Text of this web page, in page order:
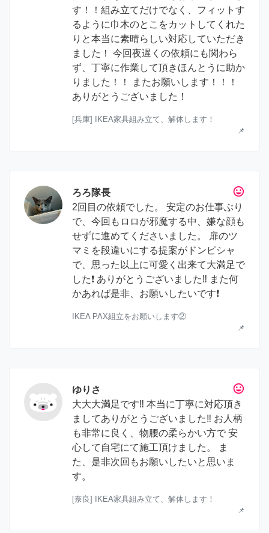
す！！組み立てだけでなく、フィットす
るように巾木のとこをカットしてくれた
りと本当に素晴らしい対応していただき
ました！ 今回夜遅くの依頼にも関わら
ず、丁寧に作業して頂きほんとうに助か
りました！！ またお願いします！！！
ありがとうございました！
[兵庫] IKEA家具組み立て、解体します！
📌
tag_faces
ろろ隊長
2回目の依頼でした。 安定のお仕事ぶり
で、今回もロロが邪魔する中、嫌な顔も
せずに進めてくださいました。 扉のツ
マミを段違いにする提案がドンピシャ
で、思った以上に可愛く出来て大満足で
した❗️ ありがとうございました‼️ また何
かあれば是非、お願いしたいです❗️
IKEA PAX組立をお願いします②
📌
tag_faces
ゆりさ
大大大満足です‼︎ 本当に丁寧に対応頂き
ましてありがとうございました‼︎ お人柄
も非常に良く、物腰の柔らかい方で 安
心して自宅にて施工頂けました。 ま
た、是非次回もお願いしたいと思いま
す。
[奈良] IKEA家具組み立て、解体します！
📌